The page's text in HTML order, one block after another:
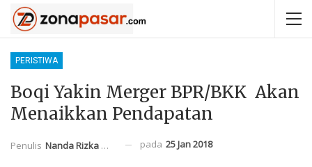
PERISTIWA
Boqi Yakin Merger BPR/BKK Akan
Menaikkan Pendapatan
Penulis Nanda Rizka Mahendra pada 25 Jan 2018